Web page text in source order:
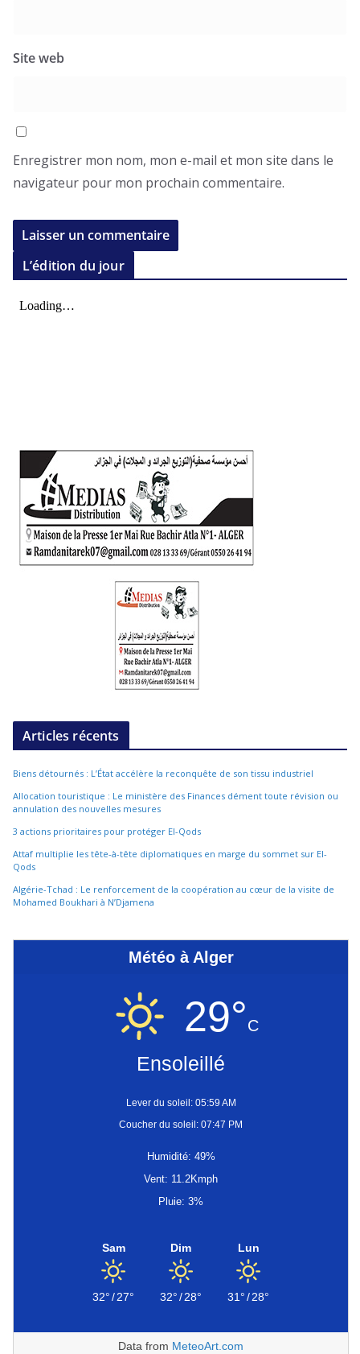
Site web
Enregistrer mon nom, mon e-mail et mon site dans le
navigateur pour mon prochain commentaire.
L’édition du jour
Articles récents
Biens détournés : L’État accélère la reconquête de son tissu industriel
Allocation touristique : Le ministère des Finances dément toute révision ou
annulation des nouvelles mesures
3 actions prioritaires pour protéger El-Qods
Attaf multiplie les tête-à-tête diplomatiques en marge du sommet sur El-
Qods
Algérie-Tchad : Le renforcement de la coopération au cœur de la visite de
Mohamed Boukhari à N’Djamena
Météo à Alger
29°C
Ensoleillé
Lever du soleil: 05:59 AM
Coucher du soleil: 07:47 PM
Humidité: 49%
Vent: 11.2Kmph
Pluie: 3%
Sam
32°/27°
Dim
32°/28°
Lun
31°/28°
Data from MeteoArt.com